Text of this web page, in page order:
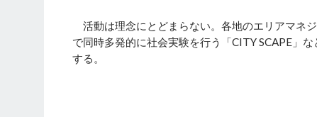
活動は理念にとどまらない。各地のエリアマネ
で同時多発的に社会実験を行う「CITY SCAPE」
する。